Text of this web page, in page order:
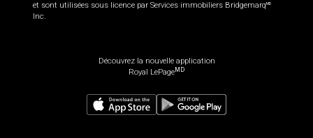
et sont utilisées sous licence par Services immobiliers BridgemarqMD
Inc.
Découvrez la nouvelle application
Royal LePageMD